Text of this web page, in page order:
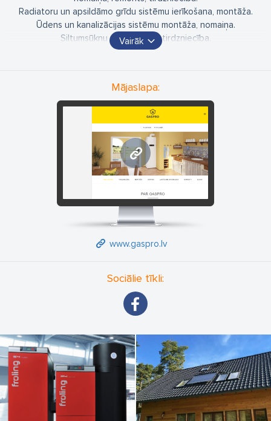
Radiatoru un apsildāmo grīdu sistēmu ierīkošana, montāža.
Ūdens un kanalizācijas sistēmu montāža, nomaiņa.
Siltumsūkņu uzstādīšana, tirdzniecība.
Austriešu granulu katlu "Frolling" uzstādīšana, serviss,
Vairāk
Mājaslapa:
www.gaspro.lv
www.gaspro.lv
Sociālie tīkli: